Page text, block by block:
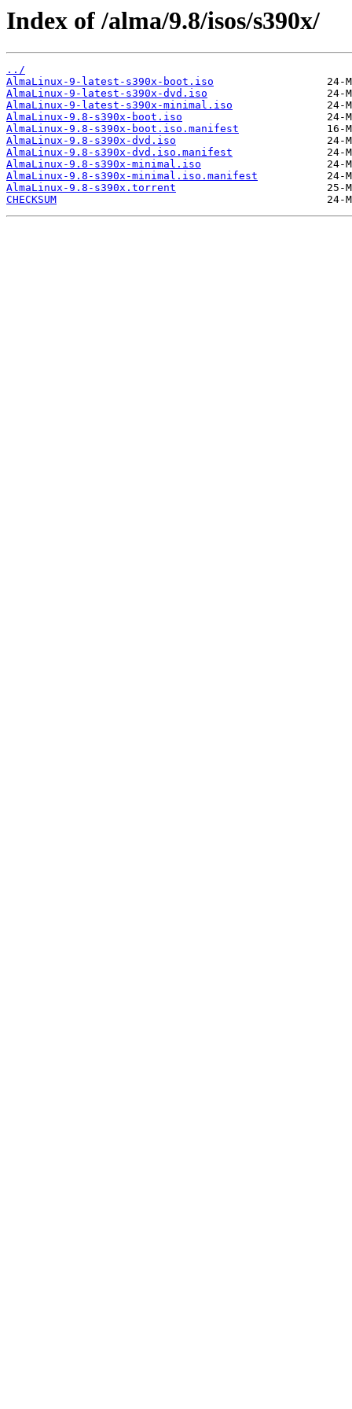
Index of /alma/9.8/isos/s390x/
../
AlmaLinux-9-latest-s390x-boot.iso
AlmaLinux-9-latest-s390x-dvd.iso
AlmaLinux-9-latest-s390x-minimal.iso
AlmaLinux-9.8-s390x-boot.iso
AlmaLinux-9.8-s390x-boot.iso.manifest
AlmaLinux-9.8-s390x-dvd.iso
AlmaLinux-9.8-s390x-dvd.iso.manifest
AlmaLinux-9.8-s390x-minimal.iso
AlmaLinux-9.8-s390x-minimal.iso.manifest
AlmaLinux-9.8-s390x.torrent
CHECKSUM